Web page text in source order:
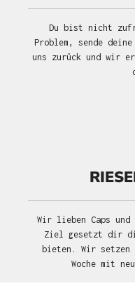
Du bist nicht
Problem, sende
uns zurück und wir
Wir lieben Caps und
Ziel gesetzt dir
bieten. Wir setzen
Woche mit